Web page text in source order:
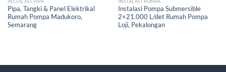
Pipa, Tangki & Panel Elektrikal
Rumah Pompa Madukoro,
Semarang
Instalasi Pompa Submersible
2×21.000 L/det Rumah Pompa
Loji, Pekalongan